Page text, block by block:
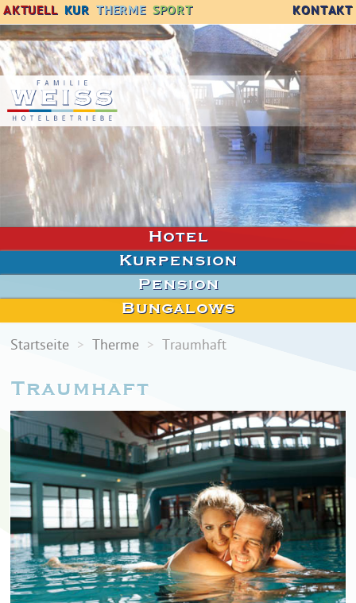
AKTUELL KUR THERME SPORT KONTAKT
Hotel
Kurpension
Pension
Bungalows
Startseite > Therme > Traumhaft
Traumhaft